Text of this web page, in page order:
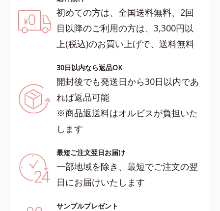
初めての方は、全国送料無料、2回
目以降のご利用の方は、3,300円以
上(税込)のお買い上げで、送料無料
30日以内なら返品OK
開封後でも発送日から30日以内であ
れば返品可能
※商品返送料はオルビスが負担いた
します
最短ご注文翌日お届け
一部地域を除き、最短でご注文の翌
日にお届けいたします
サンプルプレゼント